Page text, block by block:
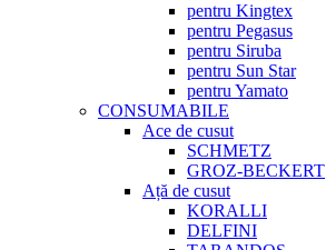
pentru Kingtex
pentru Pegasus
pentru Siruba
pentru Sun Star
pentru Yamato
CONSUMABILE
Ace de cusut
SCHMETZ
GROZ-BECKERT
Ață de cusut
KORALLI
DELFINI